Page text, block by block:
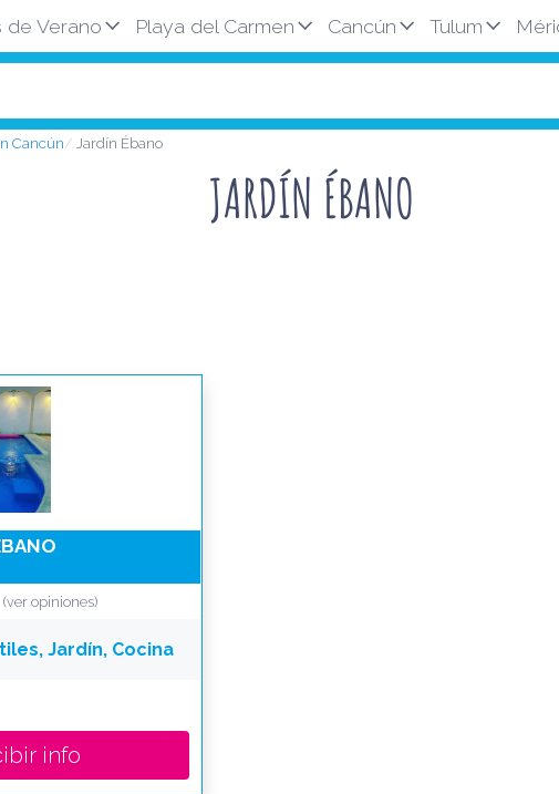
de Verano Playa del Carmen Cancún Tulum
Cancún Jardín Ébano
JARDÍN ÉBANO
(ver opiniones)
Jardín, Cocina
info